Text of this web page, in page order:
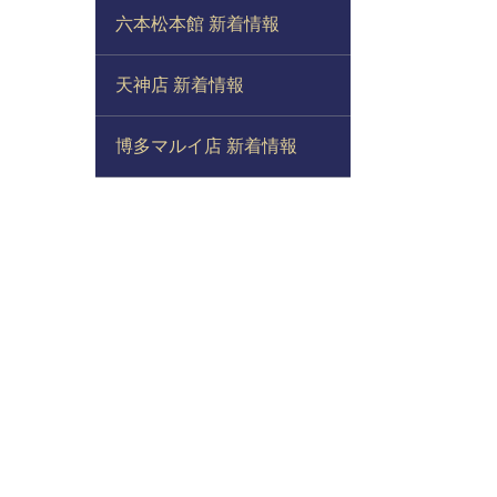
六本松本館 新着情報
天神店 新着情報
博多マルイ店 新着情報